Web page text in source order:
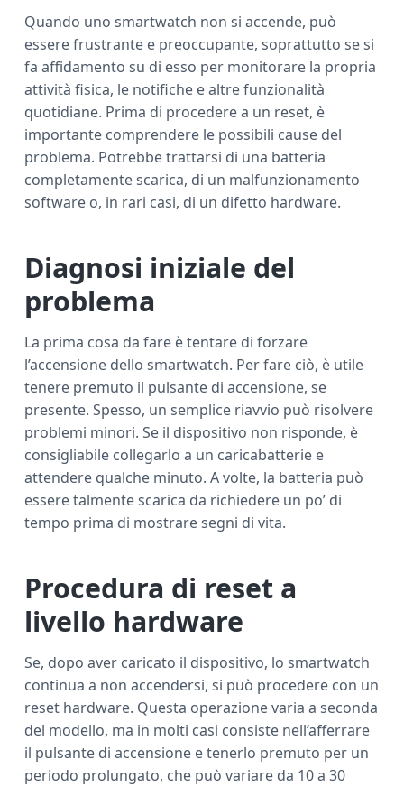
Quando uno smartwatch non si accende, può
essere frustrante e preoccupante, soprattutto se si
fa affidamento su di esso per monitorare la propria
attività fisica, le notifiche e altre funzionalità
quotidiane. Prima di procedere a un reset, è
importante comprendere le possibili cause del
problema. Potrebbe trattarsi di una batteria
completamente scarica, di un malfunzionamento
software o, in rari casi, di un difetto hardware.
Diagnosi iniziale del
problema
La prima cosa da fare è tentare di forzare
l’accensione dello smartwatch. Per fare ciò, è utile
tenere premuto il pulsante di accensione, se
presente. Spesso, un semplice riavvio può risolvere
problemi minori. Se il dispositivo non risponde, è
consigliabile collegarlo a un caricabatterie e
attendere qualche minuto. A volte, la batteria può
essere talmente scarica da richiedere un po’ di
tempo prima di mostrare segni di vita.
Procedura di reset a
livello hardware
Se, dopo aver caricato il dispositivo, lo smartwatch
continua a non accendersi, si può procedere con un
reset hardware. Questa operazione varia a seconda
del modello, ma in molti casi consiste nell’afferrare
il pulsante di accensione e tenerlo premuto per un
periodo prolungato, che può variare da 10 a 30